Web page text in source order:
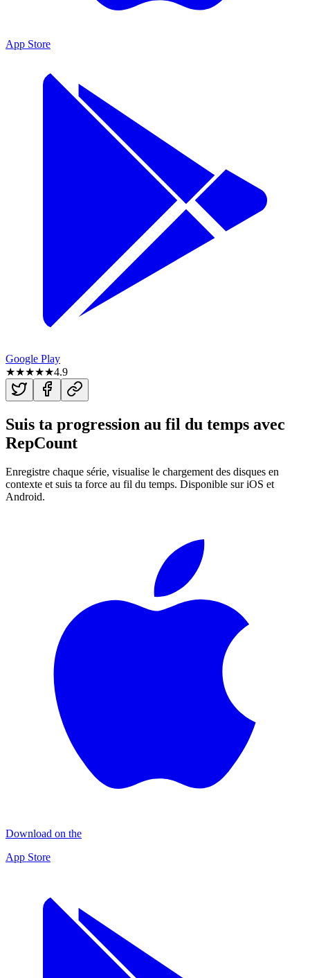
App Store
Google Play
★★★★★4.9
Suis ta progression au fil du temps avec
RepCount
Enregistre chaque série, visualise le chargement des disques en
contexte et suis ta force au fil du temps. Disponible sur iOS et
Android.
Download on the
App Store